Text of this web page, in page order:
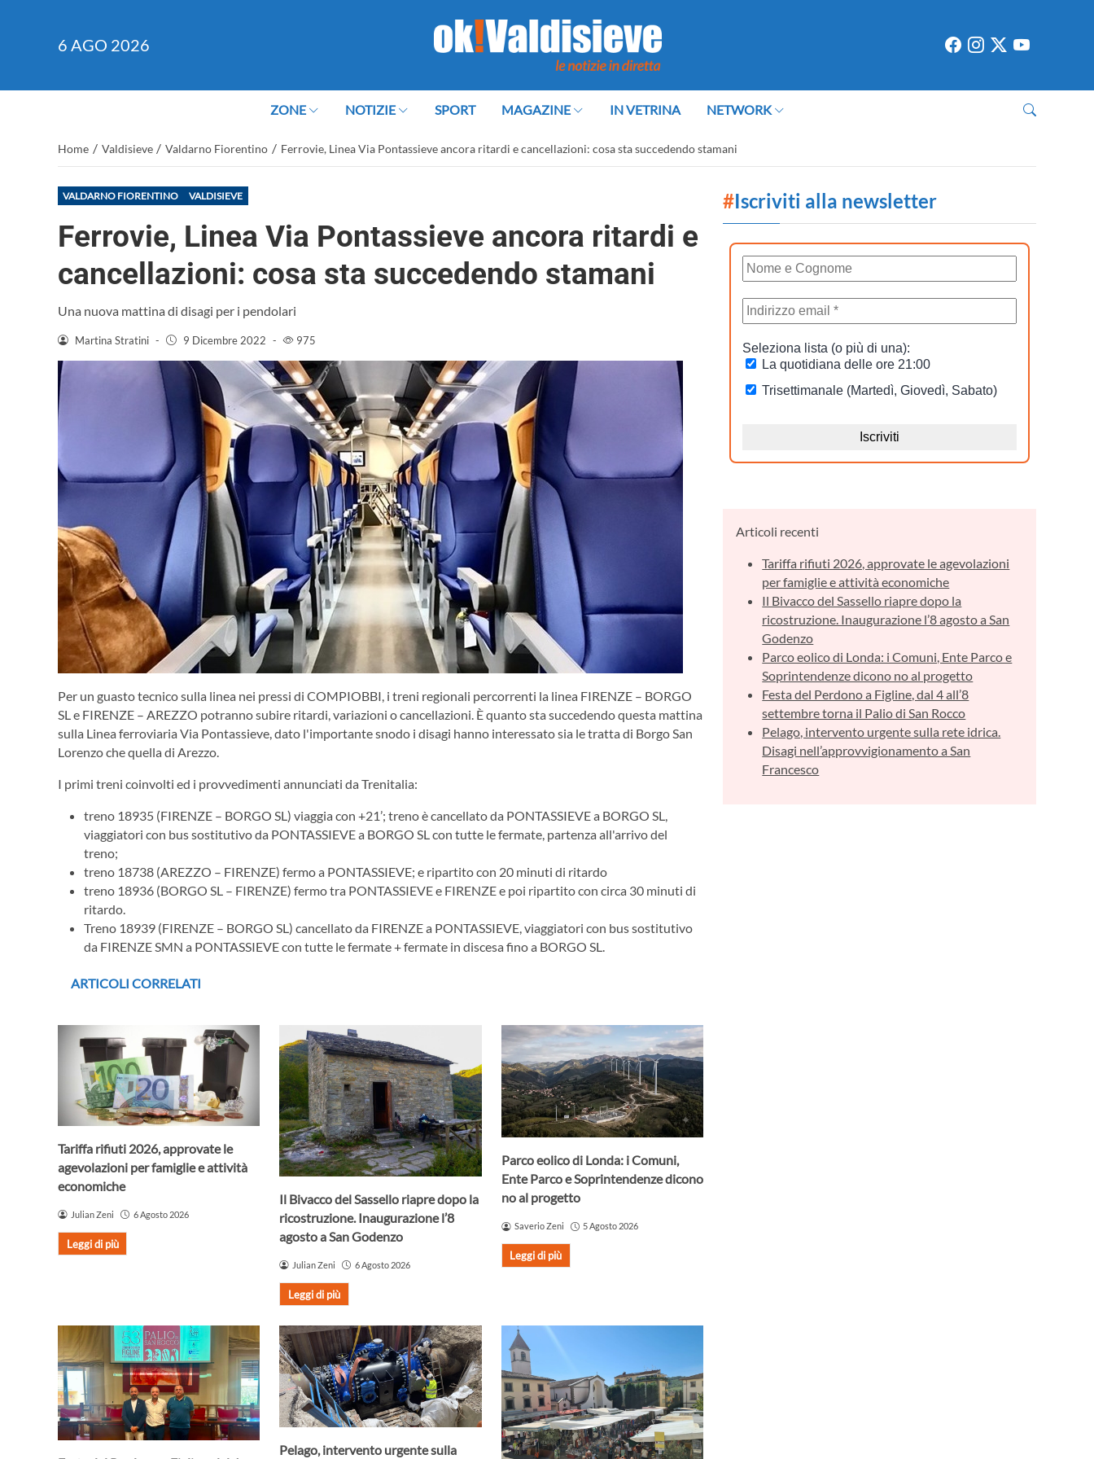
6 AGO 2026
ZONE NOTIZIE SPORT MAGAZINE IN VETRINA NETWORK
Home / Valdisieve / Valdarno Fiorentino / Ferrovie, Linea Via Pontassieve ancora ritardi e cancellazioni: cosa sta succedendo stamani
VALDARNO FIORENTINO VALDISIEVE
Ferrovie, Linea Via Pontassieve ancora ritardi e
cancellazioni: cosa sta succedendo stamani
Una nuova mattina di disagi per i pendolari
Martina Stratini - 9 Dicembre 2022 - 975
Per un guasto tecnico sulla linea nei pressi di COMPIOBBI, i treni regionali percorrenti la linea FIRENZE – BORGO
SL e FIRENZE – AREZZO potranno subire ritardi, variazioni o cancellazioni. È quanto sta succedendo questa mattina
sulla Linea ferroviaria Via Pontassieve, dato l'importante snodo i disagi hanno interessato sia le tratta di Borgo San
Lorenzo che quella di Arezzo.
I primi treni coinvolti ed i provvedimenti annunciati da Trenitalia:
treno 18935 (FIRENZE – BORGO SL) viaggia con +21’; treno è cancellato da PONTASSIEVE a BORGO SL,
viaggiatori con bus sostitutivo da PONTASSIEVE a BORGO SL con tutte le fermate, partenza all'arrivo del
treno;
treno 18738 (AREZZO – FIRENZE) fermo a PONTASSIEVE; e ripartito con 20 minuti di ritardo
treno 18936 (BORGO SL – FIRENZE) fermo tra PONTASSIEVE e FIRENZE e poi ripartito con circa 30 minuti di
ritardo.
Treno 18939 (FIRENZE – BORGO SL) cancellato da FIRENZE a PONTASSIEVE, viaggiatori con bus sostitutivo
da FIRENZE SMN a PONTASSIEVE con tutte le fermate + fermate in discesa fino a BORGO SL.
ARTICOLI CORRELATI
Tariffa rifiuti 2026, approvate le
agevolazioni per famiglie e attività
economiche
Julian Zeni 6 Agosto 2026
Leggi di più
Il Bivacco del Sassello riapre dopo la
ricostruzione. Inaugurazione l’8
agosto a San Godenzo
Julian Zeni 6 Agosto 2026
Leggi di più
Parco eolico di Londa: i Comuni,
Ente Parco e Soprintendenze dicono
no al progetto
Saverio Zeni 5 Agosto 2026
Leggi di più
Pelago, intervento urgente sulla
#Iscriviti alla newsletter
Articoli recenti
Tariffa rifiuti 2026, approvate le agevolazioni
per famiglie e attività economiche
Il Bivacco del Sassello riapre dopo la
ricostruzione. Inaugurazione l’8 agosto a San
Godenzo
Parco eolico di Londa: i Comuni, Ente Parco e
Soprintendenze dicono no al progetto
Festa del Perdono a Figline, dal 4 all’8
settembre torna il Palio di San Rocco
Pelago, intervento urgente sulla rete idrica.
Disagi nell’approvvigionamento a San
Francesco